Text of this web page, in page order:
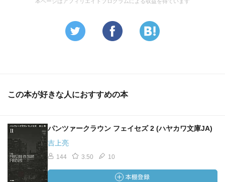
この本が好きな人におすすめの本
パンツァークラウン フェイセズ 2 (ハヤカワ文庫JA)
吉上亮
144 3.50 10